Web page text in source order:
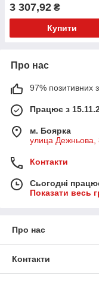
3 307,92 ₴
Купити
Про нас
97% позитивних з
Працює з
м. Боярка
улица Дежньова,
Контакти
Сьогодні
Показати весь
Про нас
Контакти